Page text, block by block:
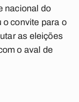
nacional do
o convite para o
as eleições
o aval de